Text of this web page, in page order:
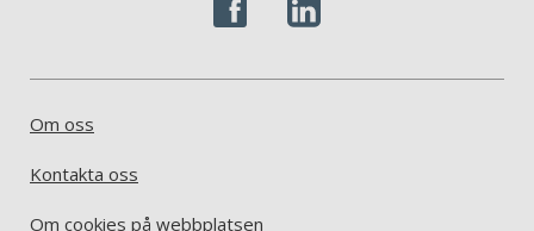
Om oss
Kontakta oss
Om cookies på webbplatsen